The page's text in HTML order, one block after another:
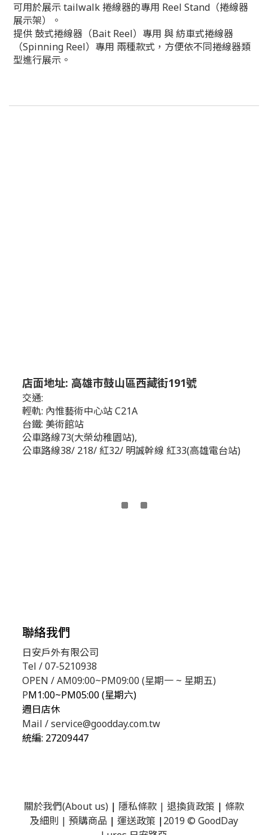
可用於展示 tailwalk 捲線器的專用 Reel Stand（捲線器
展示架）。
提供 鼓式捲線器（Bait Reel）專用 與 紡車式捲線器
（Spinning Reel）專用 兩種款式，方便依不同捲線器類
型進行展示。
店面地址: 高雄市鼓山區西藏街191號
交通:
輕軌: 內惟藝術中心站 C21A
台鐵: 美術館站
公車路線73(大榮幼稚園站),
公車路線38/ 218/ 紅32/ 明誠幹線 紅33(高雄電台站)
聯絡我們
日安戶外有限公司
Tel / 07-5210938
OPEN / AM09:00~PM09:00 (星期一 ~ 星期五)
PM1:00~PM05:00 (星期六)
週日店休
Mail / service@goodday.com.tw
統編: 27209447
關於我們(About us) | 隱私條款 | 退換貨政策 | 條款
及細則 | 預購商品 | 運送政策 |2019 © GoodDay